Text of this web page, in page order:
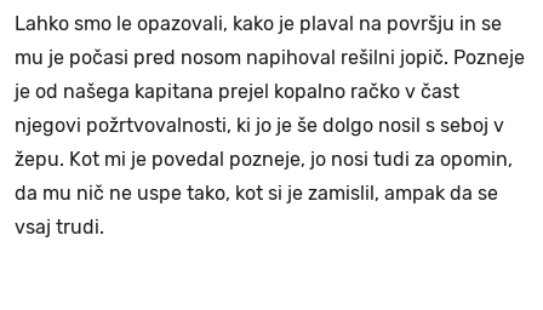
Lahko smo le opazovali, kako je plaval na površju in se
mu je počasi pred nosom napihoval rešilni jopič. Pozneje
je od našega kapitana prejel kopalno račko v čast
njegovi požrtvovalnosti, ki jo je še dolgo nosil s seboj v
žepu. Kot mi je povedal pozneje, jo nosi tudi za opomin,
da mu nič ne uspe tako, kot si je zamislil, ampak da se
vsaj trudi.